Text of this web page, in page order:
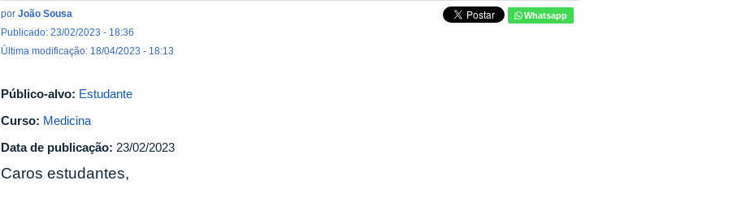
por João Sousa
Publicado: 23/02/2023 - 18:36
Última modificação: 18/04/2023 - 18:13
Whatsapp
Público-alvo: Estudante
Curso: Medicina
Data de publicação: 23/02/2023
Caros estudantes,